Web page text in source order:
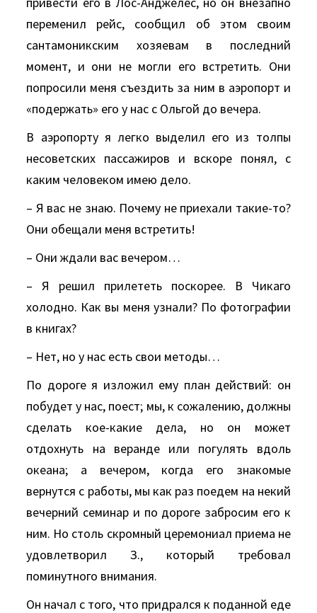
переменил рейс, сообщил об этом своим
сантамоникским хозяевам в последний
момент, и они не могли его встретить. Они
попросили меня съездить за ним в аэропорт и
«подержать» его у нас с Ольгой до вечера.
В аэропорту я легко выделил его из толпы
несоветских пассажиров и вскоре понял, с
каким человеком имею дело.
– Я вас не знаю. Почему не приехали такие-то?
Они обещали меня встретить!
– Они ждали вас вечером…
– Я решил прилететь поскорее. В Чикаго
холодно. Как вы меня узнали? По фотографии
в книгах?
– Нет, но у нас есть свои методы…
По дороге я изложил ему план действий: он
побудет у нас, поест; мы, к сожалению, должны
сделать кое-какие дела, но он может
отдохнуть на веранде или погулять вдоль
океана; а вечером, когда его знакомые
вернутся с работы, мы как раз поедем на некий
вечерний семинар и по дороге забросим его к
ним. Но столь скромный церемониал приема не
удовлетворил З., который требовал
поминутного внимания.
Он начал с того, что придрался к поданной еде